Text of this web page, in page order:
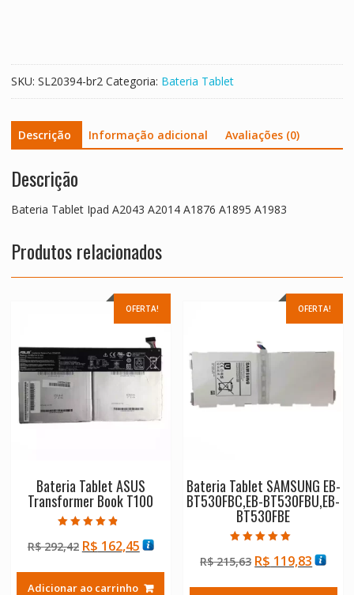
quantidade
SKU: SL20394-br2 Categoria: Bateria Tablet
Descrição Informação adicional Avaliações (0)
Descrição
Bateria Tablet Ipad A2043 A2014 A1876 A1895 A1983
Produtos relacionados
OFERTA!
Bateria Tablet ASUS
Transformer Book T100
4.50
de 5
R$292,42 O
original
R$ 162,45O
atual
Adicionar ao carrinho
OFERTA!
Bateria Tablet SAMSUNG EB-
BT530FBC,EB-BT530FBU,EB-
BT530FBE
5.00
de 5
R$215,63 O
R$ 119,83O